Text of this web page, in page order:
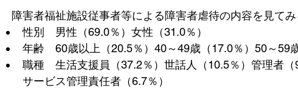
障害者福祉施設従事者等による障害者虐待の内容を見て
性別　男性（69.0％）女性（31.0％）
年齢　60歳以上（20.5％）40～49歳（17.0％）50～59
職種　生活支援員（37.2％）世話人（10.5％）管理者（
サービス管理責任者（6.7％）